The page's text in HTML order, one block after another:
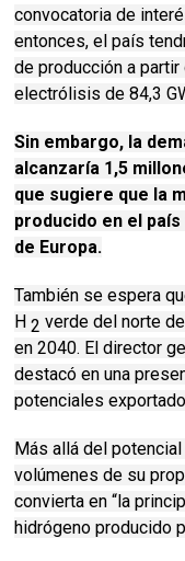
convocatoria de
entonces, el país
de producción a
electrólisis de 84,3
Sin embargo, la
alcanzaría 1,5
que sugiere que la
producido en el
de Europa.
También se espera
H2 verde del norte
en 2040. El director
destacó en una
potenciales
Más allá del
volúmenes de su
convierta en “la
hidrógeno producido